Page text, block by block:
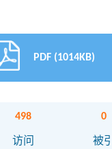
PDF (1014KB)
498
访问
0
被引